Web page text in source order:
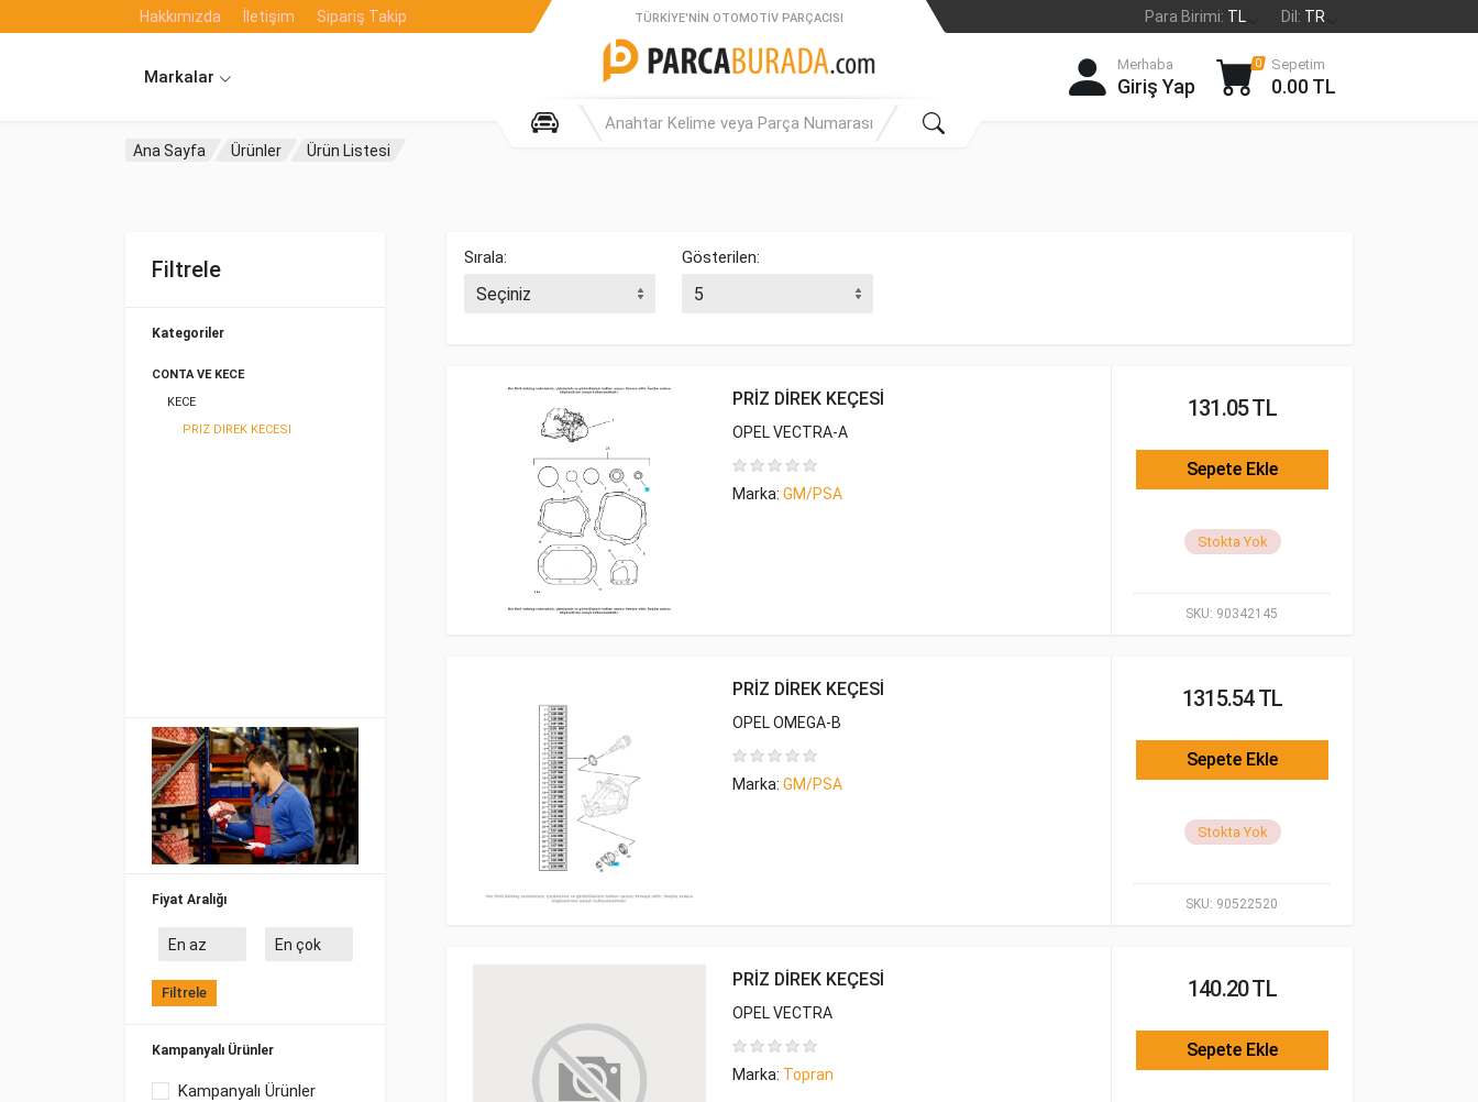
Hakkımızda İletişim Sipariş Takip Para Birimi: TL Dil: TR
Markalar
TÜRKIYE'NIN OTOMOTIV PARÇACISI
Merhaba
Giriş Yap
0 Sepetim
0.00 TL
Ana Sayfa Ürünler Ürün Listesi
Filtrele
Kategoriler
CONTA VE KECE
KECE
PRIZ DIREK KECESI
Fiyat Aralığı
Filtrele
Kampanyalı Ürünler
Kampanyalı Ürünler
Sırala: Gösterilen:
SKU: 90342145
PRİZ DİREK KEÇESİ
OPEL VECTRA-A
Marka: GM/PSA
131.05 TL
Sepete Ekle
Stokta Yok
SKU: 90522520
PRİZ DİREK KEÇESİ
OPEL OMEGA-B
Marka: GM/PSA
1315.54 TL
Sepete Ekle
Stokta Yok
PRİZ DİREK KEÇESİ
OPEL VECTRA
Marka: Topran
140.20 TL
Sepete Ekle